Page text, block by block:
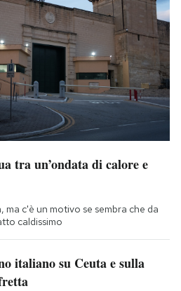
tra un’ondata di calore e
ma c'è un motivo se sembra che da
caldissimo
italiano su Ceuta e sulla